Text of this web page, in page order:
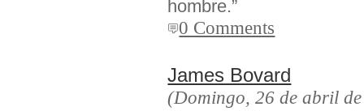
hombre.”
0 Comments
James Bovard
(Domingo, 26 de abril